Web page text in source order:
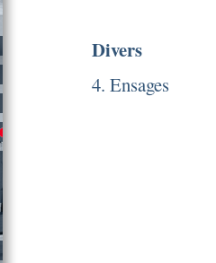
Divers
4. Ensages